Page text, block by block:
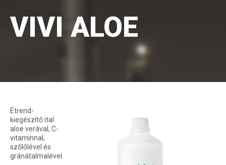
VIVI ALOE
Étrend-
kiegészítő ital
aloe verával, C-
vitaminnal,
szőlőlével és
gránátalmalével.